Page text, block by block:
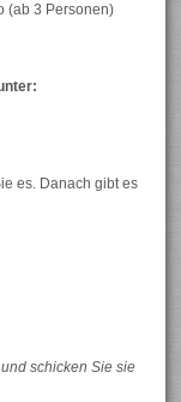
(ab 3 Personen)
es. Danach gibt es
schicken Sie sie